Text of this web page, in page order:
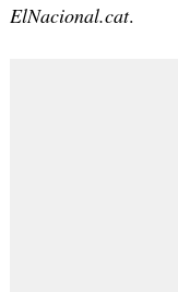
ElNacional.cat.